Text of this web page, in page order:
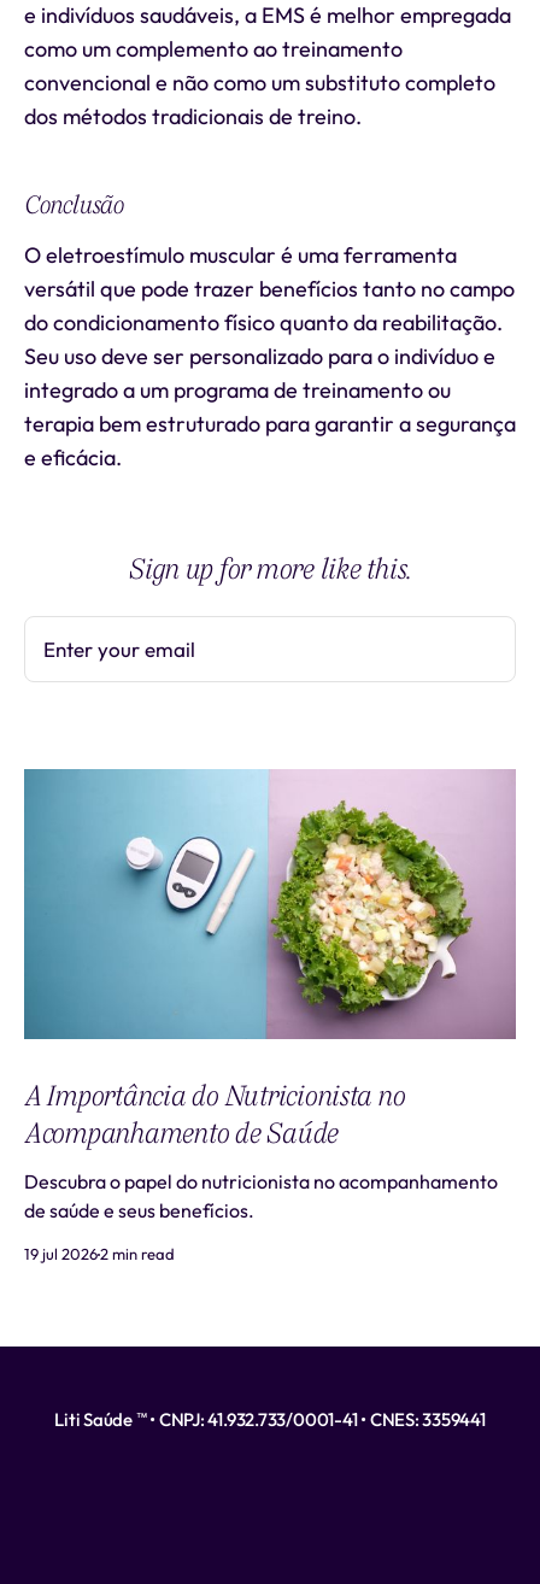
e indivíduos saudáveis, a EMS é melhor empregada
como um complemento ao treinamento
convencional e não como um substituto completo
dos métodos tradicionais de treino.
Conclusão
O eletroestímulo muscular é uma ferramenta
versátil que pode trazer benefícios tanto no campo
do condicionamento físico quanto da reabilitação.
Seu uso deve ser personalizado para o indivíduo e
integrado a um programa de treinamento ou
terapia bem estruturado para garantir a segurança
e eficácia.
Sign up for more like this.
Enter your email
A Importância do Nutricionista no
Acompanhamento de Saúde
Descubra o papel do nutricionista no acompanhamento
de saúde e seus benefícios.
19 jul 20262 min read
Liti Saúde ™ • CNPJ: 41.932.733/0001-41 • CNES: 3359441